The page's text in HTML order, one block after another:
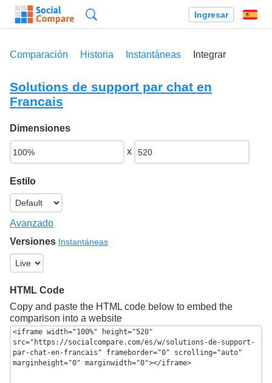
Ingresar
Comparación Historia Instantáneas Integrar
Solutions de support par chat en
Francais
Dimensiones
x
Estilo
Avanzado
Versiones Instantáneas
HTML Code
Copy and paste the HTML code below to embed the
comparison into a website